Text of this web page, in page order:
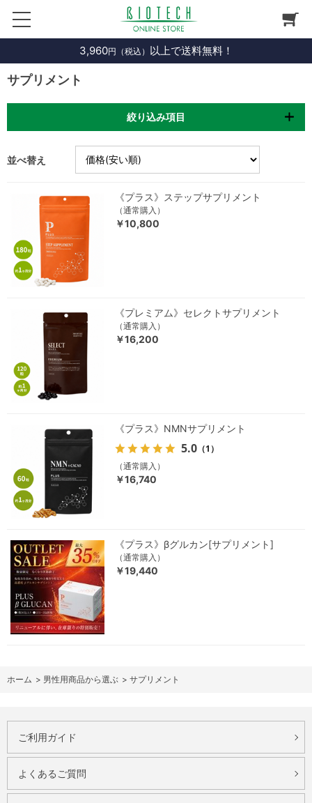
3,960円（税込） 以上で送料無料！
サプリメント
絞り込み項目
並べ替え
《プラス》ステップサプリメント
（通常購入）
￥10,800
《プレミアム》セレクトサプリメント
（通常購入）
￥16,200
《プラス》NMNサプリメント
5.0 （1）
（通常購入）
￥16,740
《プラス》βグルカン[サプリメント]
（通常購入）
￥19,440
ホーム > 男性用商品から選ぶ > サプリメント
ご利用ガイド
よくあるご質問